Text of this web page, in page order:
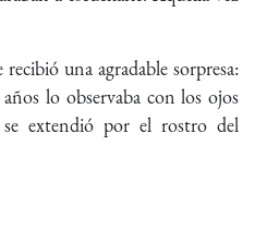
una agradable sorpresa:
lo observaba con los ojos
extendió por el rostro del